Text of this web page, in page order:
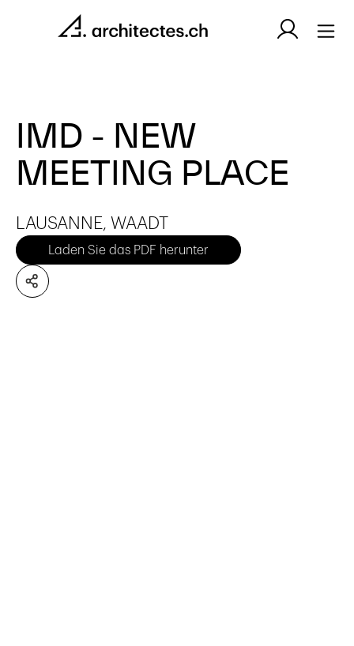
IMD - NEW
MEETING PLACE
LAUSANNE, WAADT
Laden Sie das PDF herunter